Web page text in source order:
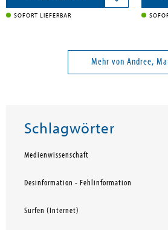
SOFORT LIEFERBAR
Mehr von Andree,
Schlagwörter
Medienwissenschaft
Desinformation - Fehlinformation
Surfen (Internet)